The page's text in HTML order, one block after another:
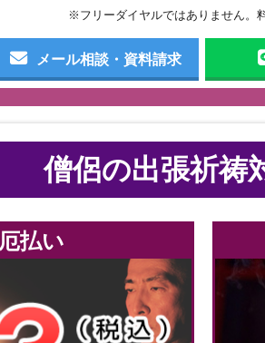
※フリーダイヤルではありません。
メール相談・資料請求
僧侶の出張祈祷
払い